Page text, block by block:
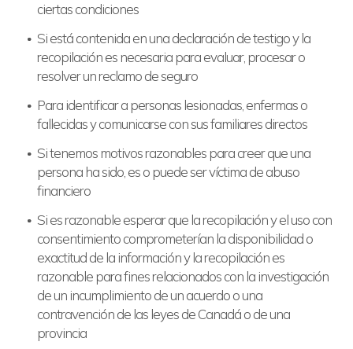
ciertas condiciones
Si está contenida en una declaración de testigo y la
recopilación es necesaria para evaluar, procesar o
resolver un reclamo de seguro
Para identificar a personas lesionadas, enfermas o
fallecidas y comunicarse con sus familiares directos
Si tenemos motivos razonables para creer que una
persona ha sido, es o puede ser víctima de abuso
financiero
Si es razonable esperar que la recopilación y el uso con
consentimiento comprometerían la disponibilidad o
exactitud de la información y la recopilación es
razonable para fines relacionados con la investigación
de un incumplimiento de un acuerdo o una
contravención de las leyes de Canadá o de una
provincia